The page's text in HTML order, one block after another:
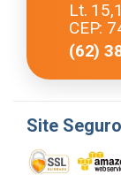
Lt.
CEP:
(62)
Site Seguro